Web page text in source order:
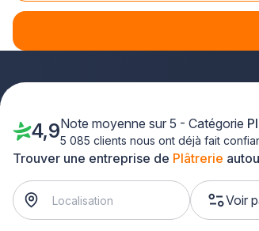
près de chez vous. Que vous planifiez
la région francilienne pour
transformer
Trouver une entreprise de Plâtrerie
Voir
4,9Note moyenne sur 5 - Catégorie
5 085 clients nous ont déjà fait